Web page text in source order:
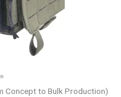
Concept to Bulk Production)